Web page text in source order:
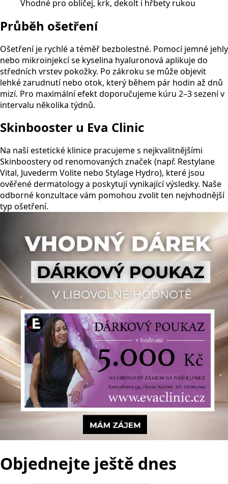
Vhodné pro obličej, krk, dekolt i hřbety rukou
Průběh ošetření
Ošetření je rychlé a téměř bezbolestné. Pomocí jemné jehly
nebo mikroinjekcí se kyselina hyaluronová aplikuje do
středních vrstev pokožky. Po zákroku se může objevit
lehké zarudnutí nebo otok, který během pár hodin až dnů
mizí. Pro maximální efekt doporučujeme kúru 2–3 sezení v
intervalu několika týdnů.
Skinbooster u Eva Clinic
Na naší estetické klinice pracujeme s nejkvalitnějšími
Skinboostery od renomovaných značek (např. Restylane
Vital, Juvederm Volite nebo Stylage Hydro), které jsou
ověřené dermatology a poskytují vynikající výsledky. Naše
odborné konzultace vám pomohou zvolit ten nejvhodnější
typ ošetření.
Objednejte ještě dnes